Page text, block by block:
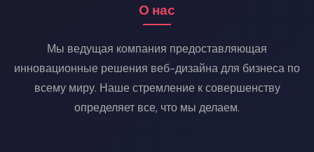
О нас
Мы ведущая компания предоставляющая
инновационные решения веб-дизайна для бизнеса по
всему миру. Наше стремление к совершенству
определяет все, что мы делаем.